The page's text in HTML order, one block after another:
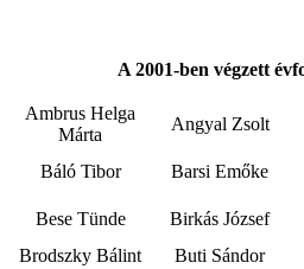
A 2001-ben végzett
Ambrus Helga
Márta
Angyal Zsolt
Báló Tibor Barsi Emőke
Bese Tünde
Birkás József
Brodszky Bálint
Buti Sándor